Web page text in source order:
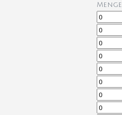
Menge